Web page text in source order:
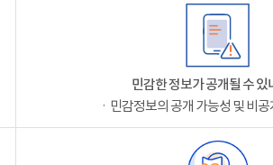
민감한 정보가 공개될 수 있
ㆍ민감정보의 공개 가능성 및 비